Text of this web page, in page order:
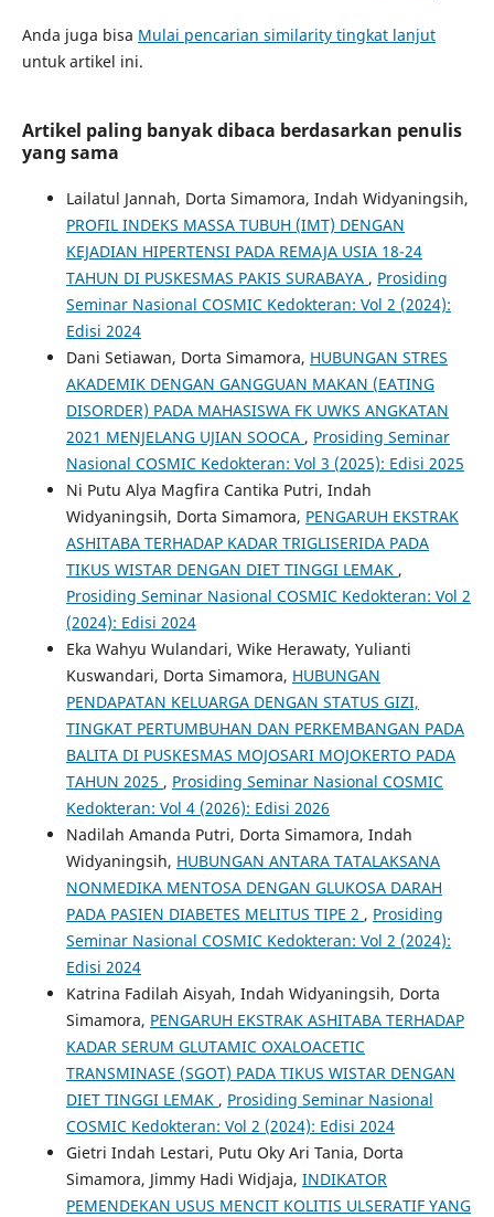
Anda juga bisa Mulai pencarian similarity tingkat lanjut
untuk artikel ini.
Artikel paling banyak dibaca berdasarkan penulis
yang sama
Lailatul Jannah, Dorta Simamora, Indah Widyaningsih,
PROFIL INDEKS MASSA TUBUH (IMT) DENGAN
KEJADIAN HIPERTENSI PADA REMAJA USIA 18-24
TAHUN DI PUSKESMAS PAKIS SURABAYA , Prosiding
Seminar Nasional COSMIC Kedokteran: Vol 2 (2024):
Edisi 2024
Dani Setiawan, Dorta Simamora, HUBUNGAN STRES
AKADEMIK DENGAN GANGGUAN MAKAN (EATING
DISORDER) PADA MAHASISWA FK UWKS ANGKATAN
2021 MENJELANG UJIAN SOOCA , Prosiding Seminar
Nasional COSMIC Kedokteran: Vol 3 (2025): Edisi 2025
Ni Putu Alya Magfira Cantika Putri, Indah
Widyaningsih, Dorta Simamora, PENGARUH EKSTRAK
ASHITABA TERHADAP KADAR TRIGLISERIDA PADA
TIKUS WISTAR DENGAN DIET TINGGI LEMAK ,
Prosiding Seminar Nasional COSMIC Kedokteran: Vol 2
(2024): Edisi 2024
Eka Wahyu Wulandari, Wike Herawaty, Yulianti
Kuswandari, Dorta Simamora, HUBUNGAN
PENDAPATAN KELUARGA DENGAN STATUS GIZI,
TINGKAT PERTUMBUHAN DAN PERKEMBANGAN PADA
BALITA DI PUSKESMAS MOJOSARI MOJOKERTO PADA
TAHUN 2025 , Prosiding Seminar Nasional COSMIC
Kedokteran: Vol 4 (2026): Edisi 2026
Nadilah Amanda Putri, Dorta Simamora, Indah
Widyaningsih, HUBUNGAN ANTARA TATALAKSANA
NONMEDIKA MENTOSA DENGAN GLUKOSA DARAH
PADA PASIEN DIABETES MELITUS TIPE 2 , Prosiding
Seminar Nasional COSMIC Kedokteran: Vol 2 (2024):
Edisi 2024
Katrina Fadilah Aisyah, Indah Widyaningsih, Dorta
Simamora, PENGARUH EKSTRAK ASHITABA TERHADAP
KADAR SERUM GLUTAMIC OXALOACETIC
TRANSMINASE (SGOT) PADA TIKUS WISTAR DENGAN
DIET TINGGI LEMAK , Prosiding Seminar Nasional
COSMIC Kedokteran: Vol 2 (2024): Edisi 2024
Gietri Indah Lestari, Putu Oky Ari Tania, Dorta
Simamora, Jimmy Hadi Widjaja, INDIKATOR
PEMENDEKAN USUS MENCIT KOLITIS ULSERATIF YANG